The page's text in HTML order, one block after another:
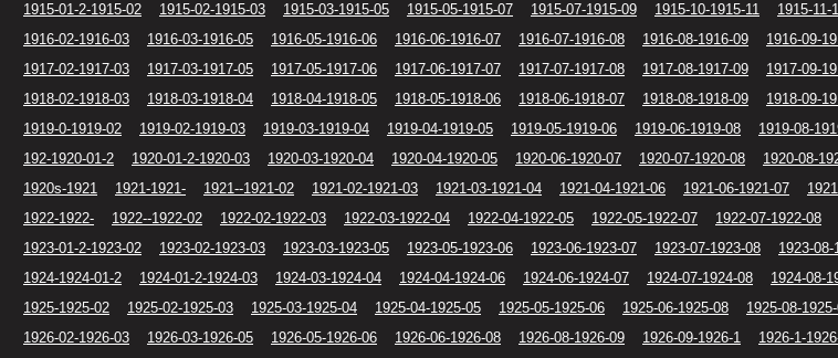
1915-01-2-1915-02
1915-02-1915-03 1915-03-1915-05 1915-05-1915-07 1915-07-1915-09 1915-10-1915-11 1915-11-
1916-02-1916-03
1916-03-1916-05 1916-05-1916-06 1916-06-1916-07 1916-07-1916-08 1916-08-1916-09 1916-09-
1917-02-1917-03
1917-03-1917-05 1917-05-1917-06 1917-06-1917-07 1917-07-1917-08 1917-08-1917-09 1917-09-
1918-02-1918-03
1918-03-1918-04 1918-04-1918-05 1918-05-1918-06 1918-06-1918-07 1918-08-1918-09 1918-09-
1919-0-1919-02
1919-02-1919-03 1919-03-1919-04 1919-04-1919-05 1919-05-1919-06 1919-06-1919-08 1919-08-
192-1920-01-2
1920-01-2-1920-03 1920-03-1920-04 1920-04-1920-05 1920-06-1920-07 1920-07-1920-08 1920-08-
1920s-1921
1921-1921- 1921--1921-02 1921-02-1921-03 1921-03-1921-04 1921-04-1921-06 1921-06-1921-07
1922-1922-
1922--1922-02 1922-02-1922-03 1922-03-1922-04 1922-04-1922-05 1922-05-1922-07 1922-07-1922-08
1923-01-2-1923-02
1923-02-1923-03 1923-03-1923-05 1923-05-1923-06 1923-06-1923-07 1923-07-1923-08 1923-08-
1924-1924-01-2
1924-01-2-1924-03 1924-03-1924-04 1924-04-1924-06 1924-06-1924-07 1924-07-1924-08 1924-08-
1925-1925-02
1925-02-1925-03 1925-03-1925-04 1925-04-1925-05 1925-05-1925-06 1925-06-1925-08 1925-08-
1926-02-1926-03
1926-03-1926-05 1926-05-1926-06 1926-06-1926-08 1926-08-1926-09 1926-09-1926-1 1926-1-